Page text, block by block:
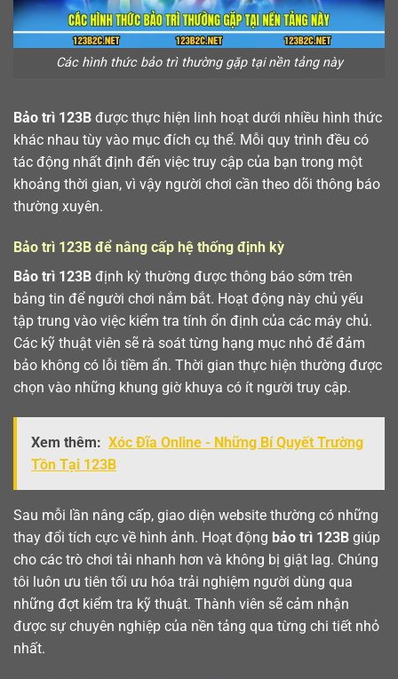
Các hình thức bảo trì thường gặp tại nền tảng này
Bảo trì 123B được thực hiện linh hoạt dưới nhiều hình thức
khác nhau tùy vào mục đích cụ thể. Mỗi quy trình đều có
tác động nhất định đến việc truy cập của bạn trong một
khoảng thời gian, vì vậy người chơi cần theo dõi thông báo
thường xuyên.
Bảo trì 123B để nâng cấp hệ thống định kỳ
Bảo trì 123B định kỳ thường được thông báo sớm trên
bảng tin để người chơi nắm bắt. Hoạt động này chủ yếu
tập trung vào việc kiểm tra tính ổn định của các máy chủ.
Các kỹ thuật viên sẽ rà soát từng hạng mục nhỏ để đảm
bảo không có lỗi tiềm ẩn. Thời gian thực hiện thường được
chọn vào những khung giờ khuya có ít người truy cập.
Xem thêm: Xóc Đĩa Online - Những Bí Quyết Trường
Tồn Tại 123B
Sau mỗi lần nâng cấp, giao diện website thường có những
thay đổi tích cực về hình ảnh. Hoạt động bảo trì 123B giúp
cho các trò chơi tải nhanh hơn và không bị giật lag. Chúng
tôi luôn ưu tiên tối ưu hóa trải nghiệm người dùng qua
những đợt kiểm tra kỹ thuật. Thành viên sẽ cảm nhận
được sự chuyên nghiệp của nền tảng qua từng chi tiết nhỏ
nhất.